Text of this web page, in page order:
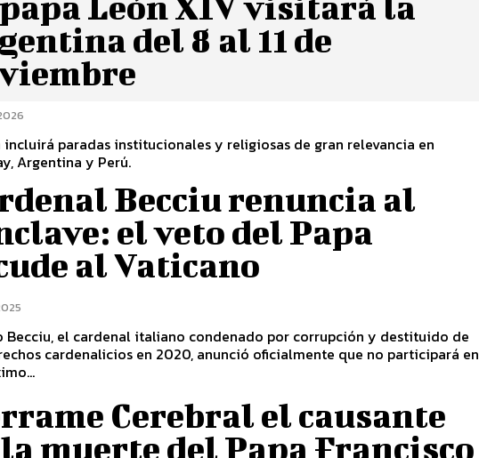
del 8 al 11 de
incluirá paradas institucionales y religiosas de gran relevancia en
Argentina y Perú.
Becciu renuncia al
el veto del Papa
al Vaticano
Becciu, el cardenal italiano condenado por corrupción y destituido de
cardenalicios en 2020, anunció oficialmente que no participará en
Cerebral el causante
muerte del Papa Francisco